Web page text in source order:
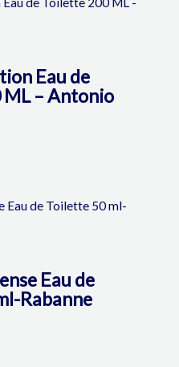
Eau de
– Antonio
Eau de
Rabanne